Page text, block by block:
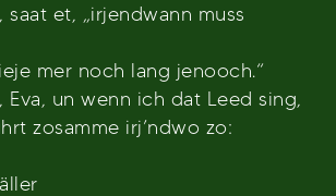
saat et, „irjendwann muss
mer noch lang jenooch.“
Eva, un wenn ich dat Leed sing,
zosamme irj’ndwo zo: